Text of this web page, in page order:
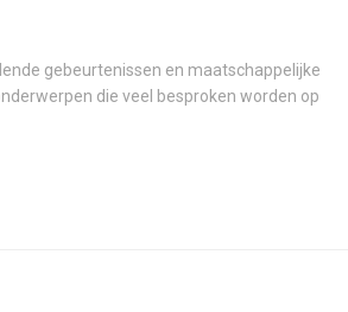
gebeurtenissen en maatschappelijke
die veel besproken worden op